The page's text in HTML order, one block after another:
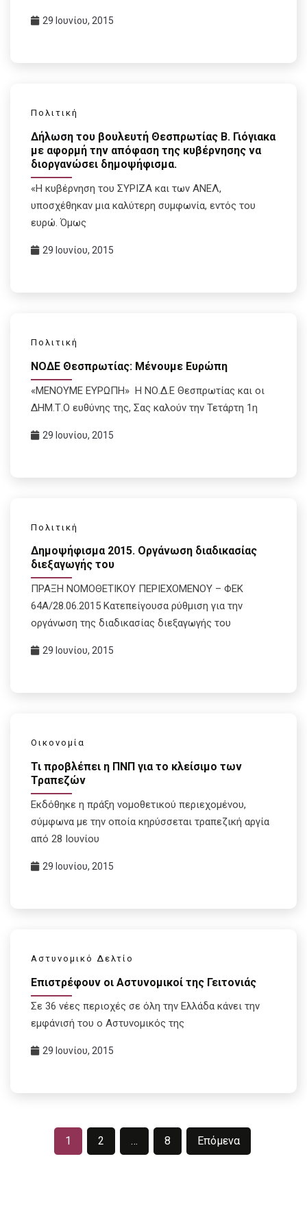
29 Ιουνίου, 2015
Πολιτική
Δήλωση του βουλευτή Θεσπρωτίας Β. Γιόγιακα
με αφορμή την απόφαση της κυβέρνησης να
διοργανώσει δημοψήφισμα.
«Η κυβέρνηση του ΣΥΡΙΖΑ και των ΑΝΕΛ,
υποσχέθηκαν μια καλύτερη συμφωνία, εντός του
ευρώ. Όμως
29 Ιουνίου, 2015
Πολιτική
ΝΟΔΕ Θεσπρωτίας: Μένουμε Ευρώπη
«ΜΕΝΟΥΜΕ ΕΥΡΩΠΗ» Η ΝΟ.Δ.Ε Θεσπρωτίας και οι
ΔΗΜ.Τ.Ο ευθύνης της, Σας καλούν την Τετάρτη 1η
29 Ιουνίου, 2015
Πολιτική
Δημοψήφισμα 2015. Οργάνωση διαδικασίας
διεξαγωγής του
ΠΡΑΞΗ ΝΟΜΟΘΕΤΙΚΟΥ ΠΕΡΙΕΧΟΜΕΝΟΥ – ΦΕΚ
64Α/28.06.2015 Κατεπείγουσα ρύθμιση για την
οργάνωση της διαδικασίας διεξαγωγής του
29 Ιουνίου, 2015
Οικονομία
Τι προβλέπει η ΠΝΠ για το κλείσιμο των
Τραπεζών
Εκδόθηκε η πράξη νομοθετικού περιεχομένου,
σύμφωνα με την οποία κηρύσσεται τραπεζική αργία
από 28 Ιουνίου
29 Ιουνίου, 2015
Αστυνομικό Δελτίο
Επιστρέφουν οι Αστυνομικοί της Γειτονιάς
Σε 36 νέες περιοχές σε όλη την Ελλάδα κάνει την
εμφάνισή του ο Αστυνομικός της
29 Ιουνίου, 2015
Σελιδοποίηση
1 2 … 8 Επόμενα